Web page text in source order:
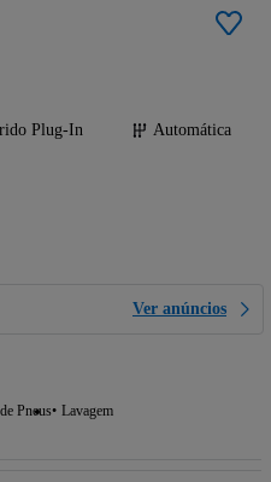
Plug-In
Automática
Ver anúncios
Pneus Lavagem